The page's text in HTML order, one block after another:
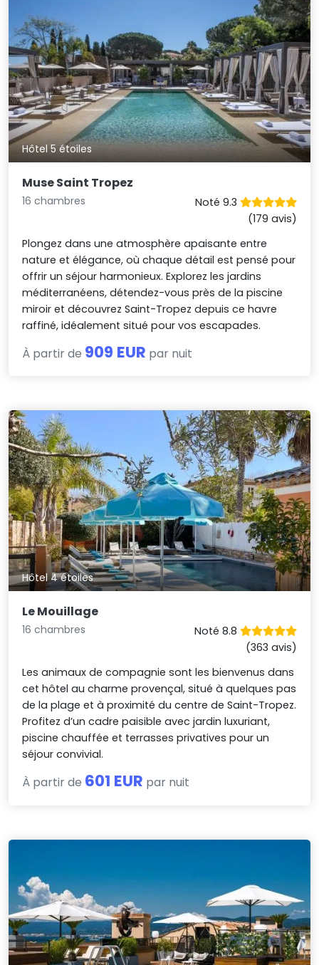
Hôtel 5 étoiles
Muse Saint Tropez
16 chambres
Noté 9.3
(179 avis)
Plongez dans une atmosphère apaisante entre
nature et élégance, où chaque détail est pensé pour
offrir un séjour harmonieux. Explorez les jardins
méditerranéens, détendez-vous près de la piscine
miroir et découvrez Saint-Tropez depuis ce havre
raffiné, idéalement situé pour vos escapades.
À partir de 909 EUR par nuit
Hôtel 4 étoiles
Le Mouillage
16 chambres
Noté 8.8
(363 avis)
Les animaux de compagnie sont les bienvenus dans
cet hôtel au charme provençal, situé à quelques pas
de la plage et à proximité du centre de Saint-Tropez.
Profitez d’un cadre paisible avec jardin luxuriant,
piscine chauffée et terrasses privatives pour un
séjour convivial.
À partir de 601 EUR par nuit